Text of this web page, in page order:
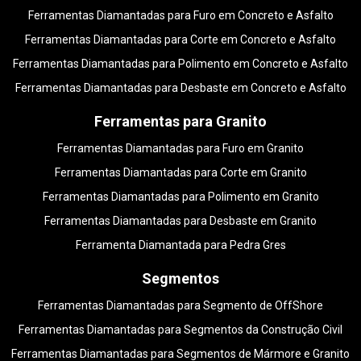
Ferramentas Diamantadas para Furo em Concreto e Asfalto
Ferramentas Diamantadas para Corte em Concreto e Asfalto
Ferramentas Diamantadas para Polimento em Concreto e Asfalto
Ferramentas Diamantadas para Desbaste em Concreto e Asfalto
Ferramentas para Granito
Ferramentas Diamantadas para Furo em Granito
Ferramentas Diamantadas para Corte em Granito
Ferramentas Diamantadas para Polimento em Granito
Ferramentas Diamantadas para Desbaste em Granito
Ferramenta Diamantada para Pedra Gres
Segmentos
Ferramentas Diamantadas para Segmento de OffShore
Ferramentas Diamantadas para Segmentos da Construção Civil
Ferramentas Diamantadas para Segmentos de Mármore e Granito